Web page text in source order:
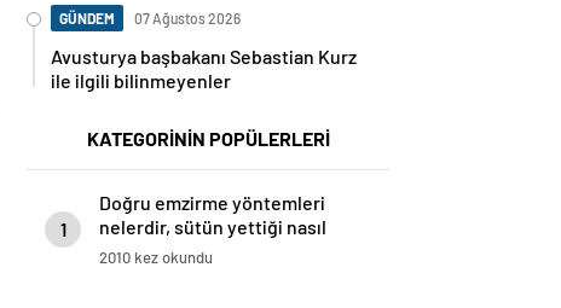
GÜNDEM 07 Ağustos 2026
Avusturya başbakanı Sebastian Kurz
ile ilgili bilinmeyenler
KATEGORİNİN POPÜLERLERİ
1
Doğru emzirme yöntemleri
nelerdir, sütün yettiği nasıl
anlaşılır?
2010 kez okundu